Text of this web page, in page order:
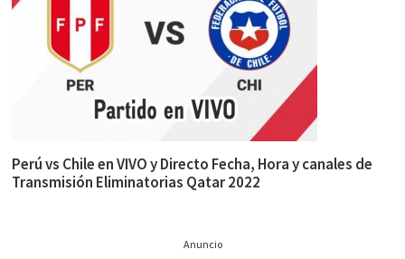
Perú vs Chile en VIVO y Directo Fecha, Hora y canales de
Transmisión Eliminatorias Qatar 2022
Anuncio